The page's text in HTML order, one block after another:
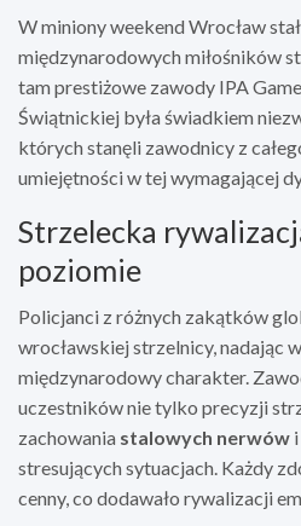
W miniony weekend Wrocław
międzynarodowych miłośników
tam prestiżowe zawody IPA
Świątnickiej była świadkiem
których stanęli zawodnicy z
umiejętności w tej wymagającej
Strzelecka
poziomie
Policjanci z różnych zakątków
wrocławskiej strzelnicy, nadając
międzynarodowy charakter.
uczestników nie tylko precyzji
zachowania stalowych nerwów
stresujących sytuacjach. Każdy
cenny, co dodawało rywalizacji